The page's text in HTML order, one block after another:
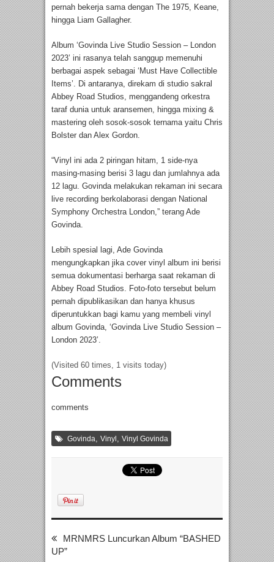
pernah bekerja sama dengan The 1975, Keane,
hingga Liam Gallagher.
Album ‘Govinda Live Studio Session – London
2023’ ini rasanya telah sanggup memenuhi
berbagai aspek sebagai ‘Must Have Collectible
Items’. Di antaranya, direkam di studio sakral
Abbey Road Studios, menggandeng orkestra
taraf dunia untuk aransemen, hingga mixing &
mastering oleh sosok-sosok ternama yaitu Chris
Bolster dan Alex Gordon.
“Vinyl ini ada 2 piringan hitam, 1 side-nya
masing-masing berisi 3 lagu dan jumlahnya ada
12 lagu. Govinda melakukan rekaman ini secara
live recording berkolaborasi dengan National
Symphony Orchestra London,” terang Ade
Govinda.
Lebih spesial lagi, Ade Govinda
mengungkapkan jika cover vinyl album ini berisi
semua dokumentasi berharga saat rekaman di
Abbey Road Studios. Foto-foto tersebut belum
pernah dipublikasikan dan hanya khusus
diperuntukkan bagi kamu yang membeli vinyl
album Govinda, ‘Govinda Live Studio Session –
London 2023’.
(Visited 60 times, 1 visits today)
Comments
comments
Govinda, Vinyl , Vinyl Govinda
MRNMRS Luncurkan Album “BASHED
UP”